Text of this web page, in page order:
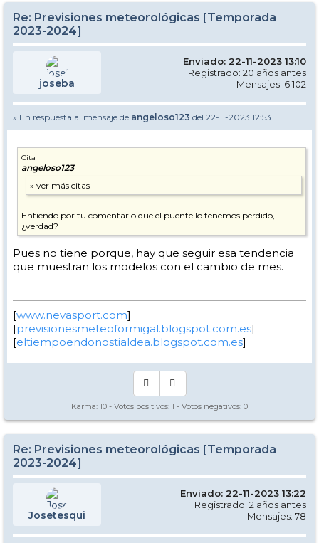
Re: Previsiones meteorológicas [Temporada
2023-2024]
joseba
Enviado: 22-11-2023 13:10
Registrado: 20 años antes
Mensajes: 6.102
» En respuesta al mensaje de angeloso123 del 22-11-2023 12:53
Cita
angeloso123
Entiendo por tu comentario que el puente lo tenemos perdido,
¿verdad?
Pues no tiene porque, hay que seguir esa tendencia
que muestran los modelos con el cambio de mes.
[www.nevasport.com]
[previsionesmeteoformigal.blogspot.com.es]
[eltiempoendonostialdea.blogspot.com.es]
Karma: 10 - Votos positivos: 1 - Votos negativos: 0
Re: Previsiones meteorológicas [Temporada
2023-2024]
Josetesqui
Enviado: 22-11-2023 13:22
Registrado: 2 años antes
Mensajes: 78